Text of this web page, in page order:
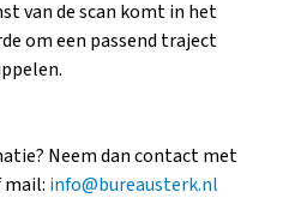
van de scan komt in het
om een passend traject
Neem dan contact met
mail: info@bureausterk.nl